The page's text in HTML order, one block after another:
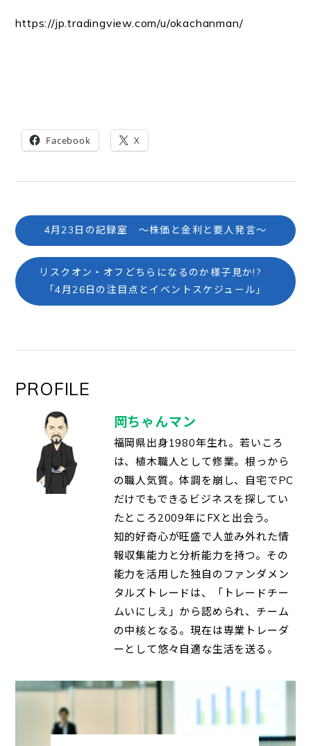
https://jp.tradingview.com/u/okachanman/
Facebook X
4月23日の記録室 ～株価と金利と要人発言～
リスクオン・オフどちらになるのか様子見か!?
「4月26日の注目点とイベントスケジュール」
PROFILE
岡ちゃんマン
福岡県出身1980年生れ。若いころ
は、植木職人として修業。根っから
の職人気質。体調を崩し、自宅でPC
だけでもできるビジネスを探してい
たところ2009年にFXと出会う。
知的好奇心が旺盛で人並み外れた情
報収集能力と分析能力を持つ。その
能力を活用した独自のファンダメン
タルズトレードは、「トレードチー
ムいにしえ」から認められ、チーム
の中核となる。現在は専業トレーダ
ーとして悠々自適な生活を送る。